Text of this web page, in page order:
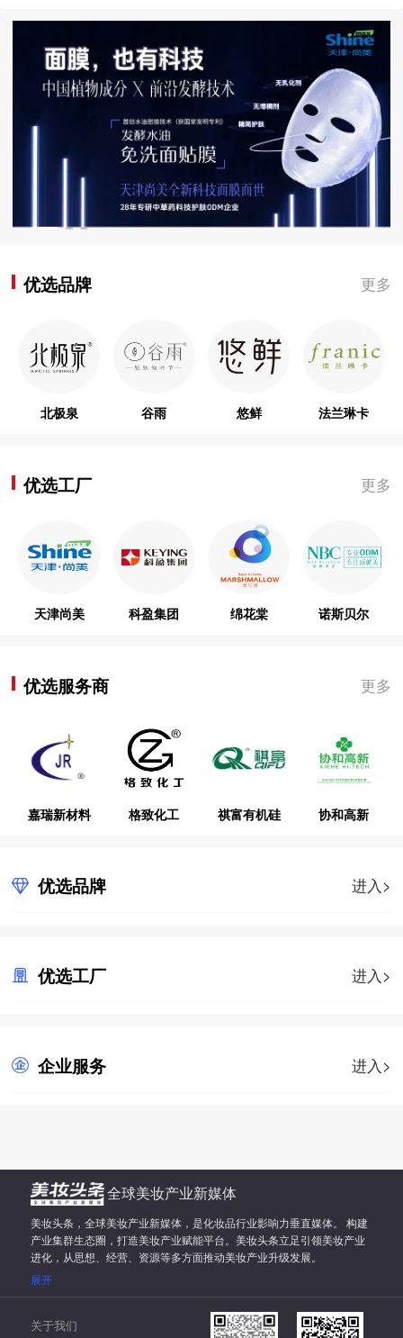
优选品牌 更多
北极泉 谷雨 悠鲜 法兰琳卡
优选工厂 更多
天津尚美 科盈集团 绵花棠 诺斯贝尔
优选服务商 更多
嘉瑞新材料 格致化工 祺富有机硅 协和高新
优选品牌 进入>
优选工厂 进入>
企业服务 进入>
全球美妆产业新媒体
美妆头条，全球美妆产业新媒体，是化妆品行业影响力垂直媒体。 构建
产业集群生态圈，打造美妆产业赋能平台。美妆头条立足引领美妆产业
进化，从思想、经营、资源等多方面推动美妆产业升级发展。
展开
关于我们